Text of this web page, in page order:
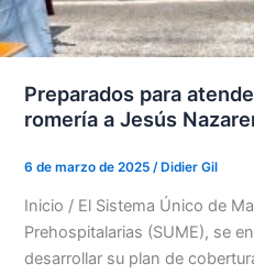
Preparados para
romería a Jesús
6 de marzo de 2025 / Didier Gil
Inicio / El Sistema Único de
Prehospitalarias (SUME), se
desarrollar su plan de